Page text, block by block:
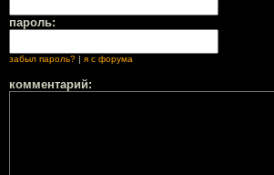
пароль:
забыл пароль? | я с форума
комментарий: